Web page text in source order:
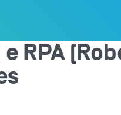
RPA